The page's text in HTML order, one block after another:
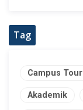
Tag
Campus Tour
Akademik